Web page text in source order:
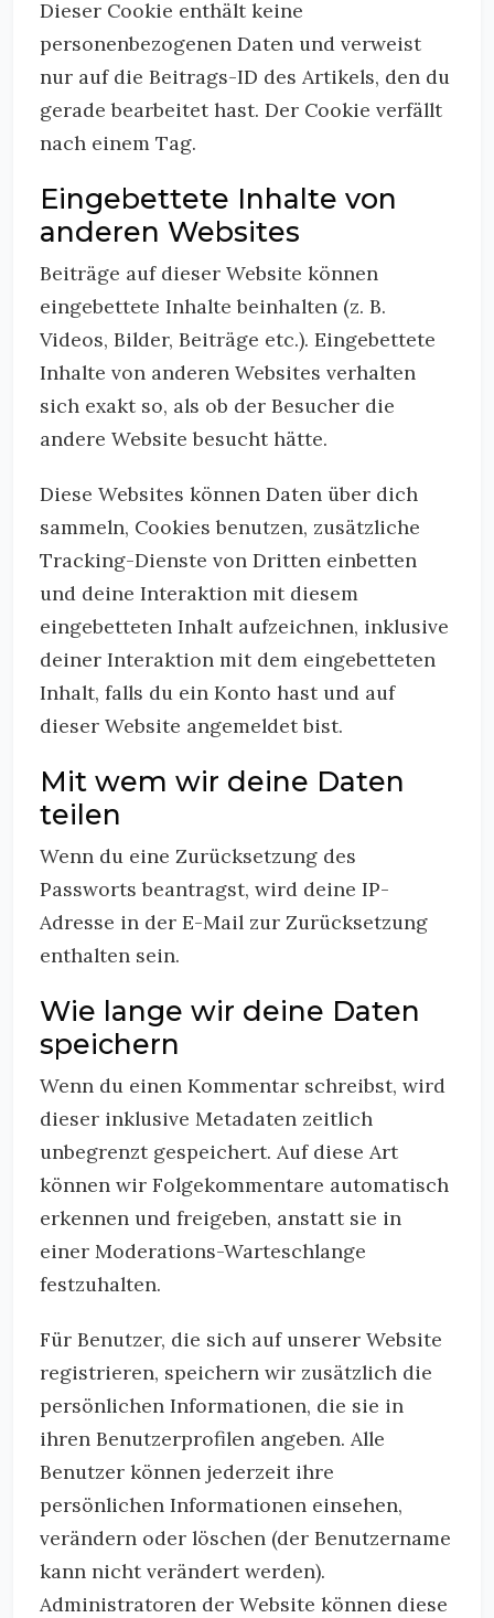
Dieser Cookie enthält keine
personenbezogenen Daten und verweist
nur auf die Beitrags-ID des Artikels, den du
gerade bearbeitet hast. Der Cookie verfällt
nach einem Tag.
Eingebettete Inhalte von
anderen Websites
Beiträge auf dieser Website können
eingebettete Inhalte beinhalten (z. B.
Videos, Bilder, Beiträge etc.). Eingebettete
Inhalte von anderen Websites verhalten
sich exakt so, als ob der Besucher die
andere Website besucht hätte.
Diese Websites können Daten über dich
sammeln, Cookies benutzen, zusätzliche
Tracking-Dienste von Dritten einbetten
und deine Interaktion mit diesem
eingebetteten Inhalt aufzeichnen, inklusive
deiner Interaktion mit dem eingebetteten
Inhalt, falls du ein Konto hast und auf
dieser Website angemeldet bist.
Mit wem wir deine Daten
teilen
Wenn du eine Zurücksetzung des
Passworts beantragst, wird deine IP-
Adresse in der E-Mail zur Zurücksetzung
enthalten sein.
Wie lange wir deine Daten
speichern
Wenn du einen Kommentar schreibst, wird
dieser inklusive Metadaten zeitlich
unbegrenzt gespeichert. Auf diese Art
können wir Folgekommentare automatisch
erkennen und freigeben, anstatt sie in
einer Moderations-Warteschlange
festzuhalten.
Für Benutzer, die sich auf unserer Website
registrieren, speichern wir zusätzlich die
persönlichen Informationen, die sie in
ihren Benutzerprofilen angeben. Alle
Benutzer können jederzeit ihre
persönlichen Informationen einsehen,
verändern oder löschen (der Benutzername
kann nicht verändert werden).
Administratoren der Website können diese